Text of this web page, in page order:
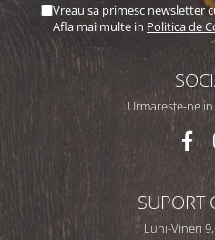
Vreau sa primesc newsletter
Afla mai multe in Politica de
Urmareste-ne
SUPORT
Luni-Vineri